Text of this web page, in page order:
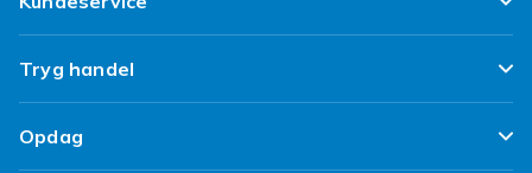
Ofte stillede spørgsmål
Spor min pakke
Levering
Tryg handel
Tilfredshedsgaranti
Opdag